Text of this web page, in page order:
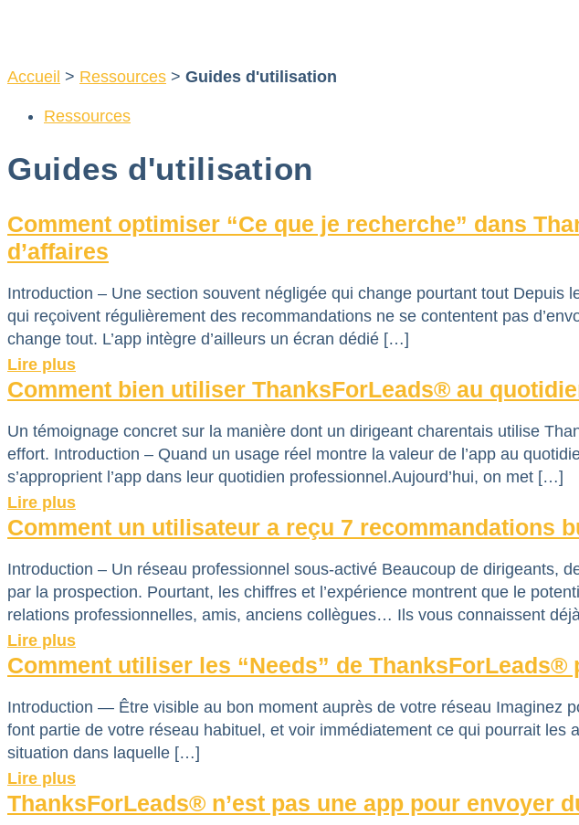
Accueil > Ressources > Guides d'utilisation
Ressources
Guides d'utilisation
Comment optimiser “Ce que je recherche” dans
d’affaires
Introduction – Une section souvent négligée qui change pourtant tout
qui reçoivent régulièrement des recommandations ne se contentent pas
change tout. L’app intègre d’ailleurs un écran dédié […]
Lire plus
Comment bien utiliser ThanksForLeads® au
Un témoignage concret sur la manière dont un dirigeant charentais utilise
effort. Introduction – Quand un usage réel montre la valeur de l’app au
s’approprient l’app dans leur quotidien professionnel.Aujourd’hui, on met […]
Lire plus
Comment un utilisateur a reçu 7 recommandations
Introduction – Un réseau professionnel sous-activé Beaucoup de dirigeants,
par la prospection. Pourtant, les chiffres et l’expérience montrent que le
relations professionnelles, amis, anciens collègues… Ils vous connaissent
Lire plus
Comment utiliser les “Needs” de
Introduction — Être visible au bon moment auprès de votre réseau Imaginez
font partie de votre réseau habituel, et voir immédiatement ce qui pourrait
situation dans laquelle […]
Lire plus
ThanksForLeads® n’est pas une app pour envoyer